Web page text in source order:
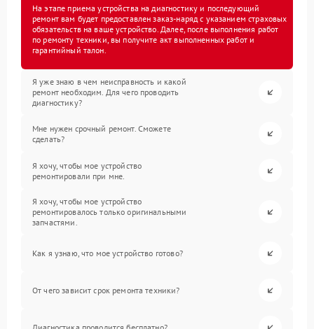
На этапе приема устройства на диагностику и последующий
ремонт вам будет предоставлен заказ-наряд с указанием страховых
обязательств на ваше устройство. Далее, после выполнения работ
по ремонту техники, вы получите акт выполненных работ и
гарантийный талон.
Я уже знаю в чем неисправность и какой
ремонт необходим. Для чего проводить
диагностику?
Мне нужен срочный ремонт. Сможете
сделать?
Я хочу, чтобы мое устройство
ремонтировали при мне.
Я хочу, чтобы мое устройство
ремонтировалось только оригинальными
запчастями.
Как я узнаю, что мое устройство готово?
От чего зависит срок ремонта техники?